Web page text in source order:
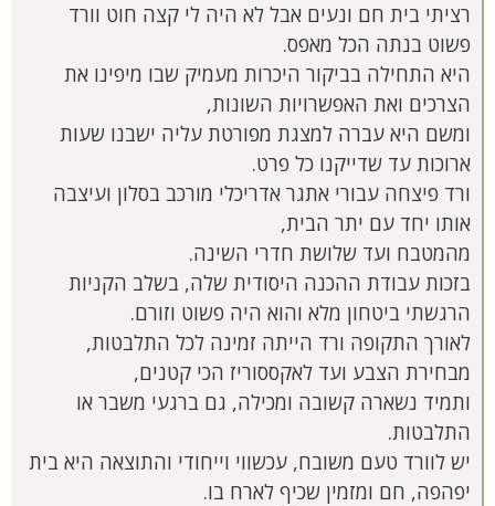
רציתי בית חם ונעים אבל לא היה לי קצה חוט וורד
פשוט בנתה הכל מאפס.
היא התחילה בביקור היכרות מעמיק שבו מיפינו את
הצרכים ואת האפשרויות השונות,
ומשם היא עברה למצגת מפורטת עליה ישבנו שעות
ארוכות עד שדייקנו כל פרט.
ורד פיצחה עבורי אתגר אדריכלי מורכב בסלון ועיצבה
אותו יחד עם יתר הבית,
מהמטבח ועד שלושת חדרי השינה.
בזכות עבודת ההכנה היסודית שלה, בשלב הקניות
הרגשתי ביטחון מלא והוא היה פשוט וזורם.
לאורך התקופה ורד הייתה זמינה לכל התלבטות,
מבחירת הצבע ועד לאקססוריז הכי קטנים,
ותמיד נשארה קשובה ומכילה, גם ברגעי משבר או
התלבטות.
יש לוורד טעם משובח, עכשווי וייחודי והתוצאה היא בית
יפהפה, חם ומזמין שכיף לארח בו.